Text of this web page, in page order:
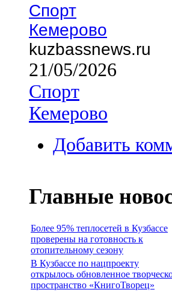
Спорт
Кемерово
kuzbassnews.ru
21/05/2026
Спорт
Кемерово
Добавить
Главные
Более 95% теплосетей в Кузбассе
проверены на готовность к
отопительному сезону
В Кузбассе по нацпроекту
открылось обновленное
пространство «КнигоТворец»